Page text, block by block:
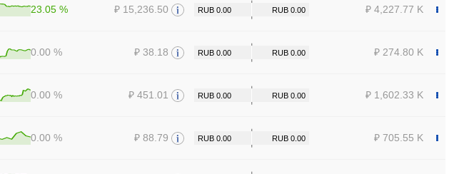
23.05 % ₽ 15,236.50 ₽ 4,227.77 K
0.00 % ₽ 38.18 ₽ 274.80 K
0.00 % ₽ 451.01 ₽ 1,602.33 K
0.00 % ₽ 88.79 ₽ 705.55 K